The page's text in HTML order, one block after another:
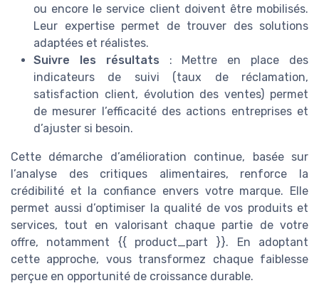
ou encore le service client doivent être mobilisés.
Leur expertise permet de trouver des solutions
adaptées et réalistes.
Suivre les résultats : Mettre en place des
indicateurs de suivi (taux de réclamation,
satisfaction client, évolution des ventes) permet
de mesurer l’efficacité des actions entreprises et
d’ajuster si besoin.
Cette démarche d’amélioration continue, basée sur
l’analyse des critiques alimentaires, renforce la
crédibilité et la confiance envers votre marque. Elle
permet aussi d’optimiser la qualité de vos produits et
services, tout en valorisant chaque partie de votre
offre, notamment {{ product_part }}. En adoptant
cette approche, vous transformez chaque faiblesse
perçue en opportunité de croissance durable.